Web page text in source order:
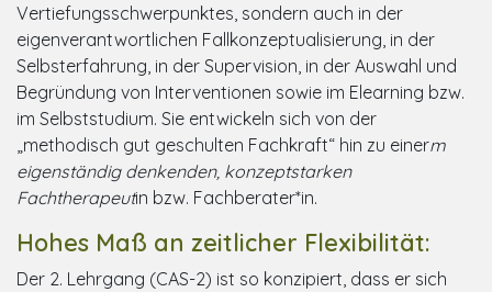
Vertiefungsschwerpunktes, sondern auch in der
eigenverantwortlichen Fallkonzeptualisierung, in der
Selbsterfahrung, in der Supervision, in der Auswahl und
Begründung von Interventionen sowie im Elearning bzw.
im Selbststudium. Sie entwickeln sich von der
„methodisch gut geschulten Fachkraft“ hin zu einerm
eigenständig denkenden, konzeptstarken
Fachtherapeutin bzw. Fachberater*in.
Hohes Maß an zeitlicher Flexibilität:
Der 2. Lehrgang (CAS-2) ist so konzipiert, dass er sich